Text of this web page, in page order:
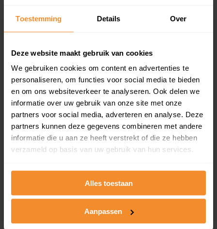
Toestemming Details Over
Deze website maakt gebruik van cookies
We gebruiken cookies om content en advertenties te
personaliseren, om functies voor social media te bieden
en om ons websiteverkeer te analyseren. Ook delen we
informatie over uw gebruik van onze site met onze
partners voor social media, adverteren en analyse. Deze
partners kunnen deze gegevens combineren met andere
informatie die u aan ze heeft verstrekt of die ze hebben
verzameld op basis van uw gebruik van hun services.
Alles toestaan
Aanpassen
en koopdatum) binnen een postcodegebied. Dit
koopsommen.
Bekijk product
Direct leverbaar
Kadastrale kaart pakket
Alleen globale ligging perceel
omliggende percelen met de kadastrale erfgrenzen,